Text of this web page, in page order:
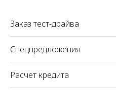
Заказ тест-драйва
Спецпредложения
Расчет кредита